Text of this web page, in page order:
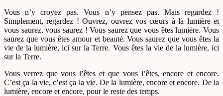
Vous n’y croyez pas. Vous n’y pensez pas. Mais regardez !
Simplement, regardez ! Ouvrez, ouvrez vos cœurs à la lumière et
vous saurez, vous saurez ! Vous saurez que vous êtes lumière. Vous
saurez que vous êtes amour et beauté. Vous saurez que vous êtes la
vie de la lumière, ici sur la Terre. Vous êtes la vie de la lumière, ici
sur la Terre.
Vous verrez que vous l’êtes et que vous l’êtes, encore et encore.
C’est ça la vie, c’est ça la vie. De la lumière, encore et encore. De la
lumière, encore et encore, pour le reste des temps.